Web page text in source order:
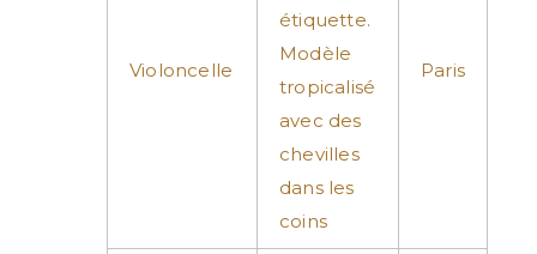
Violoncelle
étiquette.
Modèle
tropicalisé
avec des
chevilles
dans les
coins
Paris